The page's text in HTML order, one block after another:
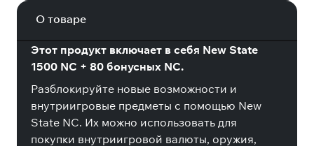
О товаре
Этот продукт включает в себя New State
1500 NC + 80 бонусных NC.
Разблокируйте новые возможности и
внутриигровые предметы с помощью New
State NC. Их можно использовать для
покупки внутриигровой валюты, оружия,